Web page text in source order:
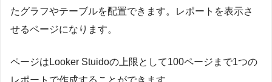
たグラフやテーブルを配置できます。レポートを表示さ
せるページになります。
ページはLooker Stuidoの上限として100ページまで1つの
レポートで作成することができます。